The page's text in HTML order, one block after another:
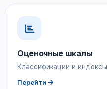
Оценочные шкалы
Классификации и индексы
Перейти